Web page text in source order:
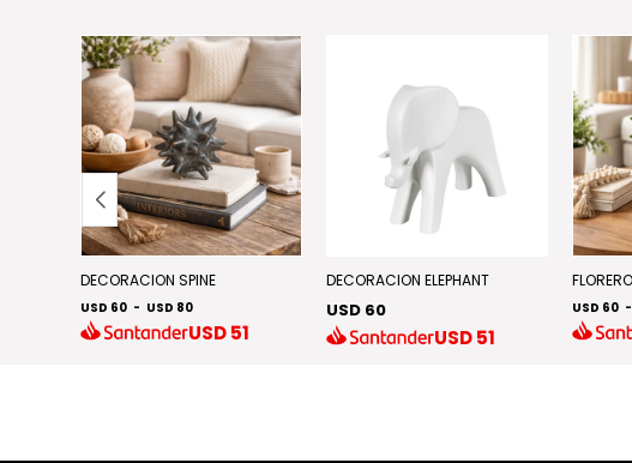
DECORACION SPINE
USD 60 - USD 80
USD51
DECORACION ELEPHANT
USD 60
USD51
USD 60 -